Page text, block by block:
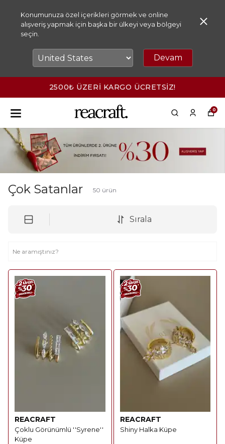
Konumunuza özel içerikleri görmek ve online
alışveriş yapmak için başka bir ülkeyi veya bölgeyi
seçin.
Devam
2500₺ ÜZERİ KARGO ÜCRETSİZ!
0
Çok Satanlar 50 ürün
Sırala
REACRAFT
Çoklu Görünümlü ''Syrene''
Küpe
REACRAFT
Shiny Halka Küpe